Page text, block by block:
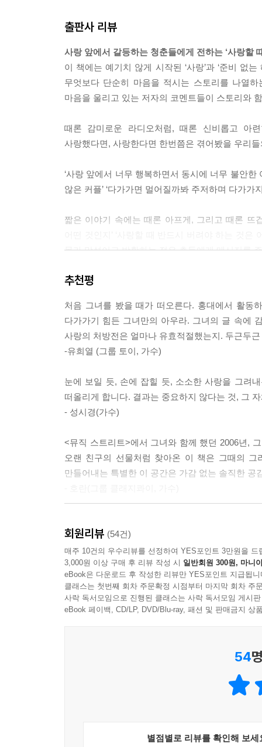
--- 저자 서문 중에서
못 견디게 미워하고 있다면…
그립다고 말하세요.
---‘분홍 아줌마를 만나면' 중에
“내일도 나를 사랑할 건가요?”
사랑이 시작될 땐 이런 마음이죠.
그리고 사랑이 식어갈 땐, 이렇게 변합니다.
“이 사람보다 더 좋은 사람이 있을 거야.”
사랑이 끝나갈 때 슬픈 것은 상대의 마음이 변하기
---‘내일도 날 사랑할 수 있나요? 중에서
어느 정도 굳은살이 있어야 새 구두를 신어도 발이
마음은 원래 여린 것이었어요. 조그만 부딪힘에도
그래서 사람들은 더 이상 마음을 다치지 않기 위
면역력 없는 마음이 사랑에 모두 던지지 못했던 자
---‘우리가 가지 않은 길들’ 중에서
사람들이 언제 가장 사랑을 많이 이야기할까요?
혹은 사랑이 막 떠나가려고 할 때입니다. 사랑에
사랑에 대해 생각하기 시작한 순간 사랑의 순수한
사랑은 판타지에서 시작합니다. 하지만 사랑이
만든 미로이기 때문에 많은 사람들이 그 안에서 길
미로에서 길을 잃은 사람들은 괴물을 만나게 됩니
---‘엘리베이터에서 만나다’중에서
출판사 리뷰
사랑 앞에서 갈등하는 청춘들에게 전하는 ‘사랑할
이 책에는 예기치 않게 시작된 ‘사랑’과 ‘준비 없
무엇보다 단순히 마음을 적시는 스토리를 나열
마음을 울리고 있는 저자의 코멘트들이 스토리와
때론 감미로운 라디오처럼, 때론 신비롭고 아
사랑했다면, 사랑한다면 한번쯤은 겪어봤을 우리
‘사랑 앞에서 너무 행복하면서 동시에 너무 불안한
않은 커플’ ‘다가가면 멀어질까봐 주저하며 다가가
짧은 이야기 속에는 때론 아프게, 그리고 때론 뜨
몰라 망설이고 방황하는 젊은 층들에게 메시지를
사랑이 아직 오지 않은 사람에게는 사랑을 부르는
사랑이 제대로 된 것이었다면 이별은 힘들 수밖에
“내가 했던 건 사랑이었을까?” 그는 나를 정말 사
‘전 남자친구와 항상 떡볶이를 먹었던 기억을 여
게릴라 같은 몇 번의 가슴 아픈 사랑이 지나갔다
단상들을 따라가다 보면, 자연스럽게 깨닫게 되
시간의 시간보다 긴 여운을 남겨 당신의 마음에 아
헤어진다 해도’ 그럼에도 불구하고 ‘사랑’은 또다
다시 한 번 사랑을 꿈꾸고 있다는 걸’ 깨닫게 해줄
추천평
처음 그녀를 봤을 때가 떠오른다. 홍대에서 활동
다가가기 힘든 그녀만의 아우라. 그녀의 글 속에
사랑의 처방전은 얼마나 유효적절했는지. 두근두
-유희열 (그룹 토이, 가수)
눈에 보일 듯, 손에 잡힐 듯, 소소한 사랑을 그려
떠올리게 합니다. 결과는 중요하지 않다는 것, 그
- 성시경(가수)
<뮤직 스트리트>에서 그녀와 함께 했던 2006년,
오랜 친구의 선물처럼 찾아온 이 책은 그때의
만들어내는 특별한 이 공간은 가감 없는 솔직한 공
신비롭기도 하고 똑똑하기도 하고 그리고 다정
있었네요.
- 이미나(≪그 남자 그 여자 1·2≫ 저자)
회원리뷰 (54건)
매주 10건의 우수리뷰를 선정하여 YES포인트 3만원을 드
3,000원 이상 구매 후 리뷰 작성 시 일반회원 300원, 마니
eBook은 다운로드 후 작성한 리뷰만 YES포인트 지급됩니
클래스는 첫번째 회차 주문확정 시점부터 마지막 회차 주
사락 독서모임으로 진행된 클래스는 사락 독서모임 게시
eBook 페이백, CD/LP, DVD/Blu-ray, 패션 및 판매금지 상
54
별점별로 리뷰를 확인해 보세